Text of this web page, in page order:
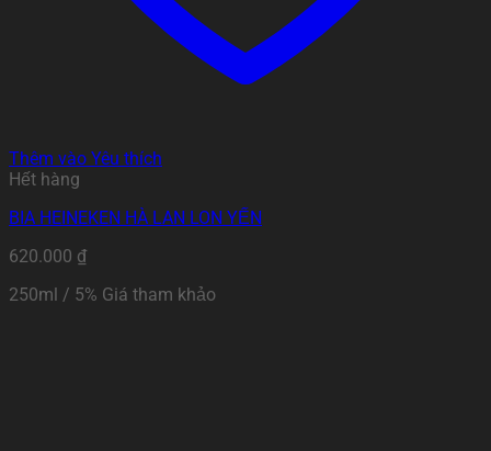
Thêm vào Yêu thích
Hết hàng
BIA HEINEKEN HÀ LAN LON YẾN
620.000 ₫
250ml / 5% Giá tham khảo